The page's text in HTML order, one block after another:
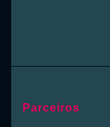
Parceiros